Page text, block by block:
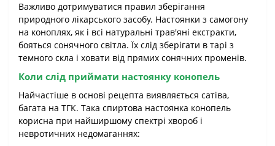
Важливо дотримуватися правил зберігання
природного лікарського засобу. Настоянки з самогону
на коноплях, як і всі натуральні трав'яні екстракти,
бояться сонячного світла. Їх слід зберігати в тарі з
темного скла і ховати від прямих сонячних променів.
Коли слід приймати настоянку конопель
Найчастіше в основі рецепта виявляється сатіва,
багата на ТГК. Така спиртова настоянка конопель
корисна при найширшому спектрі хвороб і
невротичних недомаганнях: